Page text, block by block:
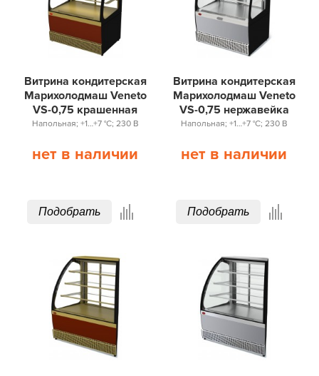
Витрина кондитерская
Марихолодмаш Veneto
VS-0,75 крашенная
Напольная; +1…+7 °С; 230 В
нет в наличии
Подобрать
Витрина кондитерская
Марихолодмаш Veneto
VS-0,75 нержавейка
Напольная; +1…+7 °С; 230 В
нет в наличии
Подобрать